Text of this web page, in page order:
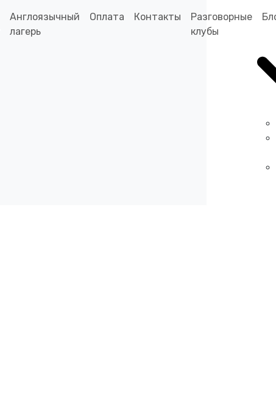
Англоязычный
лагерь
Оплата Контакты
Разговорные
клубы